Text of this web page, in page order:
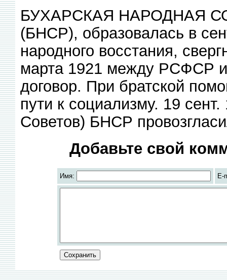
БУХАРСКАЯ НАРОДНАЯ
(БНСР), образовалась в
народного восстания,
марта 1921 между РСФСР
договор. При братской
пути к социализму. 19
Советов) БНСР
Добавьте свой
Имя: E-